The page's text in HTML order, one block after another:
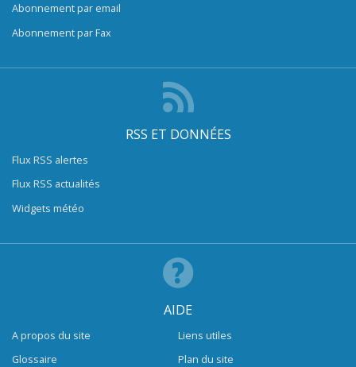
Abonnement par email
Abonnement par Fax
RSS ET DONNÉES
Flux RSS alertes
Flux RSS actualités
Widgets météo
AIDE
A propos du site
Glossaire
Liens utiles
Plan du site